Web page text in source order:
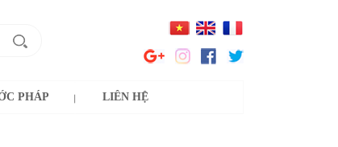
PHÁP LIÊN HỆ